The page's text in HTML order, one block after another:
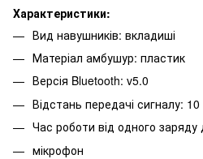
Характеристики:
Вид навушників: вкладиші
Матеріал амбушур: пластик
Версія Bluetooth: v5.0
Відстань передачі сигналу:
Час роботи від одного заряду
мікрофон